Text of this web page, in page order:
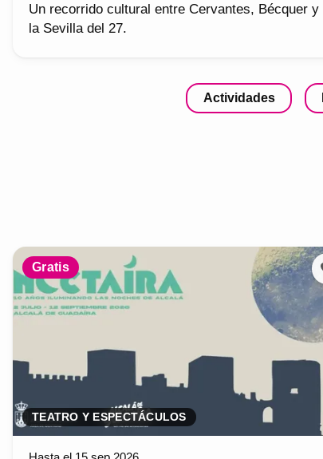
Un recorrido cultural entre Cervantes, Bécquer y
la Sevilla del 27.
Actividades
Gratis
TEATRO Y ESPECTÁCULOS